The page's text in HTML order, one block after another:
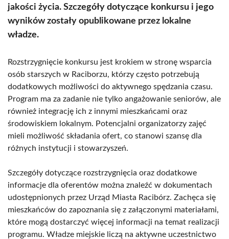
jakości życia. Szczegóły dotyczące konkursu i jego
wyników zostały opublikowane przez lokalne
władze.
Rozstrzygnięcie konkursu jest krokiem w stronę wsparcia
osób starszych w Raciborzu, którzy często potrzebują
dodatkowych możliwości do aktywnego spędzania czasu.
Program ma za zadanie nie tylko angażowanie seniorów, ale
również integrację ich z innymi mieszkańcami oraz
środowiskiem lokalnym. Potencjalni organizatorzy zajęć
mieli możliwość składania ofert, co stanowi szansę dla
różnych instytucji i stowarzyszeń.
Szczegóły dotyczące rozstrzygnięcia oraz dodatkowe
informacje dla oferentów można znaleźć w dokumentach
udostępnionych przez Urząd Miasta Racibórz. Zachęca się
mieszkańców do zapoznania się z załączonymi materiałami,
które mogą dostarczyć więcej informacji na temat realizacji
programu. Władze miejskie liczą na aktywne uczestnictwo